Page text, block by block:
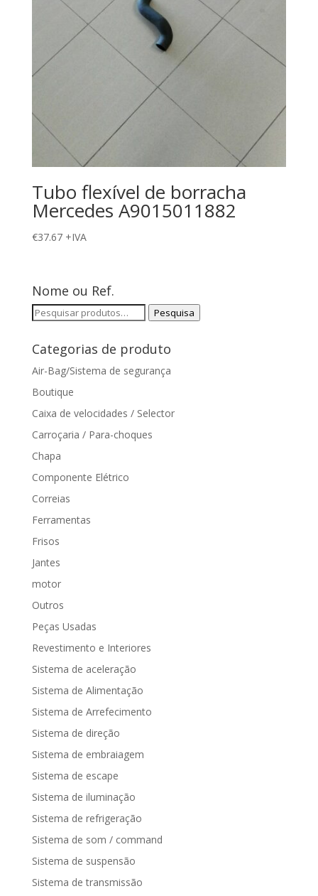
Tubo flexível de borracha
Mercedes A9015011882
€37.67 +IVA
Nome ou Ref.
Pesquisar
Pesquisa
Categorias de produto
Air-Bag/Sistema de segurança
Boutique
Caixa de velocidades / Selector
Carroçaria / Para-choques
Chapa
Componente Elétrico
Correias
Ferramentas
Frisos
Jantes
motor
Outros
Peças Usadas
Revestimento e Interiores
Sistema de aceleração
Sistema de Alimentação
Sistema de Arrefecimento
Sistema de direção
Sistema de embraiagem
Sistema de escape
Sistema de iluminação
Sistema de refrigeração
Sistema de som / command
Sistema de suspensão
Sistema de transmissão